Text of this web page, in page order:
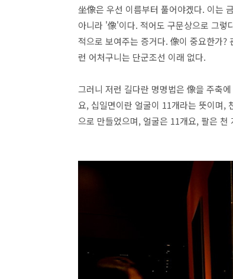
坐像은 우선 이름부터 풀어야겠다. 이는
아니라 '像'이다. 적어도 구문상으로 그렇
적으로 보여주는 증거다. 像이 중요한가?
런 어처구니는 단군조선 이래 없다.
그러니 저런 길다란 명명법은 像을 주축
요, 십일면이란 얼굴이 11개라는 뜻이며,
으로 만들었으며, 얼굴은 11개요, 팔은 천